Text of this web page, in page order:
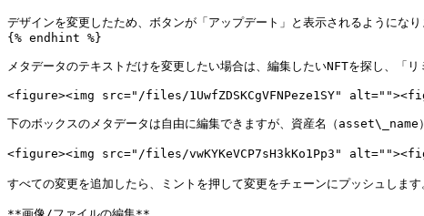
デザインを変更したため、ボタンが「アップデート」と表示されるようにな
{% endhint %}
メタデータのテキストだけを変更したい場合は、編集したいNFTを探し、「
<figure><img src="/files/1UwfZDSKCgVFNPeze1SY"
下のボックスのメタデータは自由に編集できますが、資産名（
<figure><img src="/files/vwKYKeVCP7sH3kKo1Pp3"
すべての変更を追加したら、ミントを押して変更をチェーンにプッシュしま